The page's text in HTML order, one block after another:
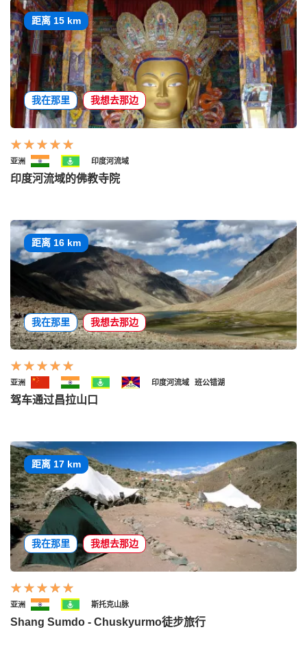
距离 15 km
我在那里 我想去那边
亚洲 印度河流域
印度河流域的佛教寺院
距离 16 km
我在那里 我想去那边
亚洲 印度河流域 班公错湖
驾车通过昌拉山口
距离 17 km
我在那里 我想去那边
亚洲 斯托克山脉
Shang Sumdo - Chuskyurmo徒步旅行